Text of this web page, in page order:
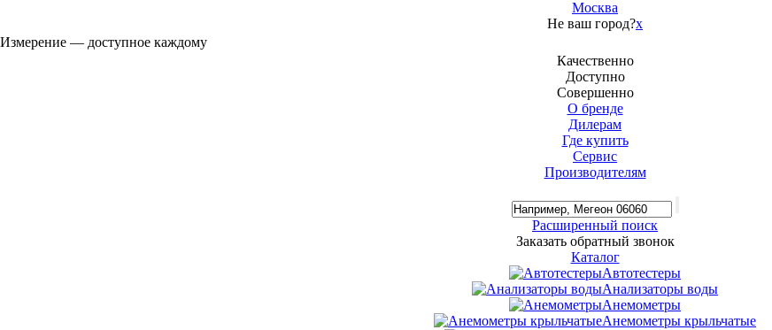
Москва
Не ваш город?x
Измерение — доступное каждому
Качественно
Доступно
Совершенно
О бренде
Дилерам
Где купить
Сервис
Производителям
Расширенный поиск
Заказать обратный звонок
Каталог
Автотестеры
Анализаторы воды
Анемометры
Анемометры крыльчатые